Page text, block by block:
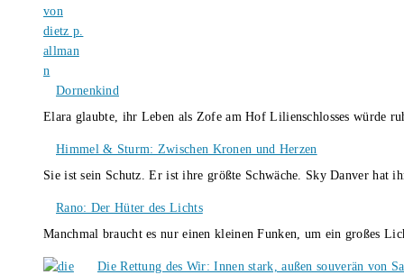
Dornenkind
Elara glaubte, ihr Leben als Zofe am Hof Lilienschlosses würde
Himmel & Sturm: Zwischen Kronen und Herzen
Sie ist sein Schutz. Er ist ihre größte Schwäche. Sky Danver
Rano: Der Hüter des Lichts
Manchmal braucht es nur einen kleinen Funken, um ein großes
Die Rettung des Wir: Innen stark, außen souverän von